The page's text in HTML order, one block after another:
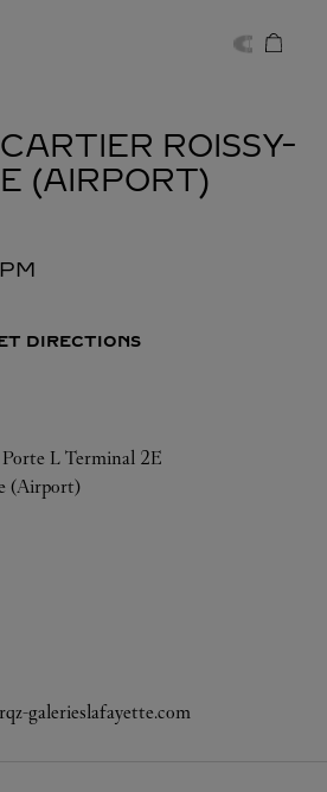
ROISSY-
(AIRPORT)
DIRECTIONS
Porte L Terminal 2E
(Airport)
galerieslafayette.com